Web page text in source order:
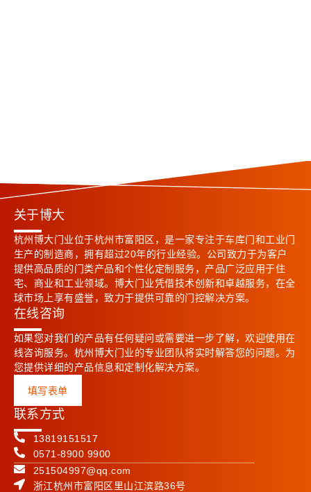
关于博大
杭州博大门业位于杭州市富阳区，是一家专注于车库门和工业门
生产的制造商，拥有超过20年的行业经验。公司致力于为客户
提供高品质的门类产品和个性化定制服务，产品广泛应用于住
宅、商业和工业领域。博大门业凭借技术创新和卓越服务，在全
球市场上享有盛誉，致力于提供可靠的门控解决方案。
在线咨询
如果您对我们的产品有任何疑问或需要进一步了解，欢迎使用在
线咨询服务。杭州博大门业的专业团队将实时解答您的问题。为
您提供详细的产品信息和定制化解决方案。
填写表单
联系方式
13819151517
0571-8900 9900
251504997@qq.com
浙江杭州市富阳区里山江滨路36号